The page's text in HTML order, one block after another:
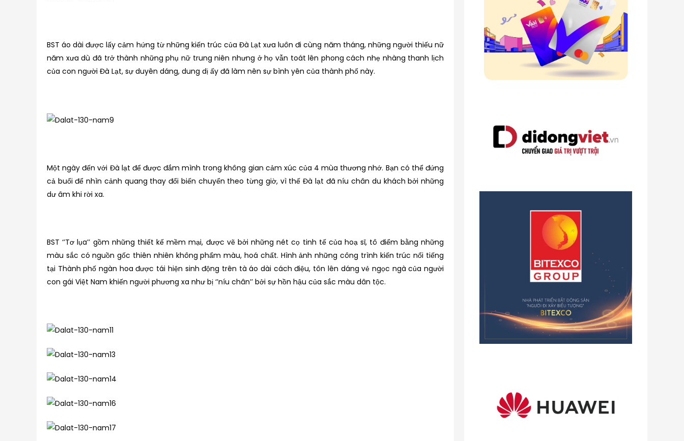
BST áo dài được lấy cảm hứng từ những kiến trúc của Đà Lạt xưa luôn đi cùng năm tháng, những người thiếu nữ
năm xưa dù đã trở thành những phụ nữ trung niên nhưng ở họ vẫn toát lên phong cách nhẹ nhàng thanh lịch
của con người Đà Lạt, sự duyên dáng, dung dị ấy đã làm nên sự bình yên của thành phố này.
Một ngày đến với Đà lạt để được đắm mình trong không gian cảm xúc của 4 mùa thương nhớ. Bạn có thể đứng
cả buổi để nhìn cảnh quang thay đổi biến chuyển theo từng giờ, vì thế Đà lạt đã níu chân du khách bởi những
dư âm khi rời xa.
BST ‘’Tơ lụa’’ gồm những thiết kế mềm mại, được vẽ bởi những nét cọ tinh tế của hoạ sĩ, tô điểm bằng những
màu sắc có nguồn gốc thiên nhiên không phẩm màu, hoá chất. Hình ảnh những công trình kiến trúc nổi tiếng
tại Thành phố ngàn hoa được tái hiện sinh động trên tà áo dài cách điệu, tôn lên dáng vẻ ngọc ngà của người
con gái Việt Nam khiến người phương xa như bị ‘’níu chân’’ bởi sự hồn hậu của sắc màu dân tộc.